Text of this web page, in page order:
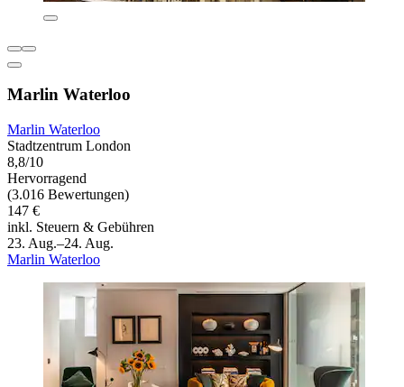
Marlin Waterloo
Marlin Waterloo
Stadtzentrum London
8,8/10
Hervorragend
(3.016 Bewertungen)
147 €
inkl. Steuern & Gebühren
23. Aug.–24. Aug.
Marlin Waterloo